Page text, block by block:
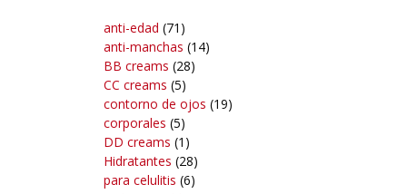
anti-edad (71)
anti-manchas (14)
BB creams (28)
CC creams (5)
contorno de ojos (19)
corporales (5)
DD creams (1)
Hidratantes (28)
para celulitis (6)